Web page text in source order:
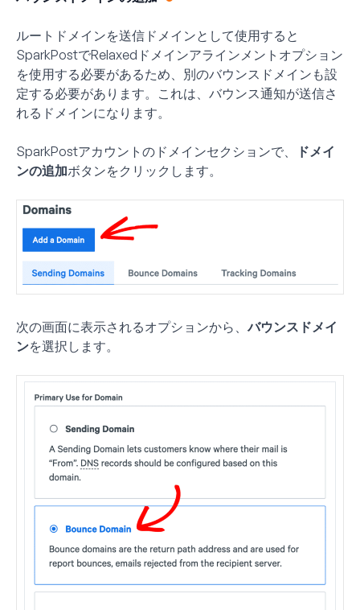
ルートドメインを送信ドメインとして使用すると
SparkPostでRelaxedドメインアラインメントオプション
を使用する必要があるため、別のバウンスドメインも設
定する必要があります。これは、バウンス通知が送信さ
れるドメインになります。
SparkPostアカウントのドメインセクションで、
ドメイ
ンの追加ボタンをクリックします。
次の画面に表示されるオプションから、バウンスドメイ
ンを選択します。